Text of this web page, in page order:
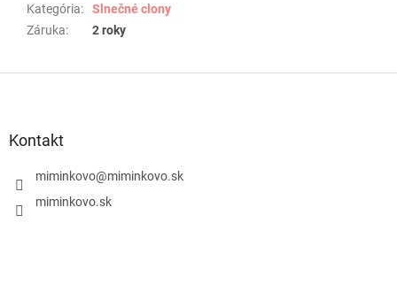
Kategória:
Slnečné clony
Záruka: 2 roky
Kontakt
miminkovo@miminkovo.sk
miminkovo.sk